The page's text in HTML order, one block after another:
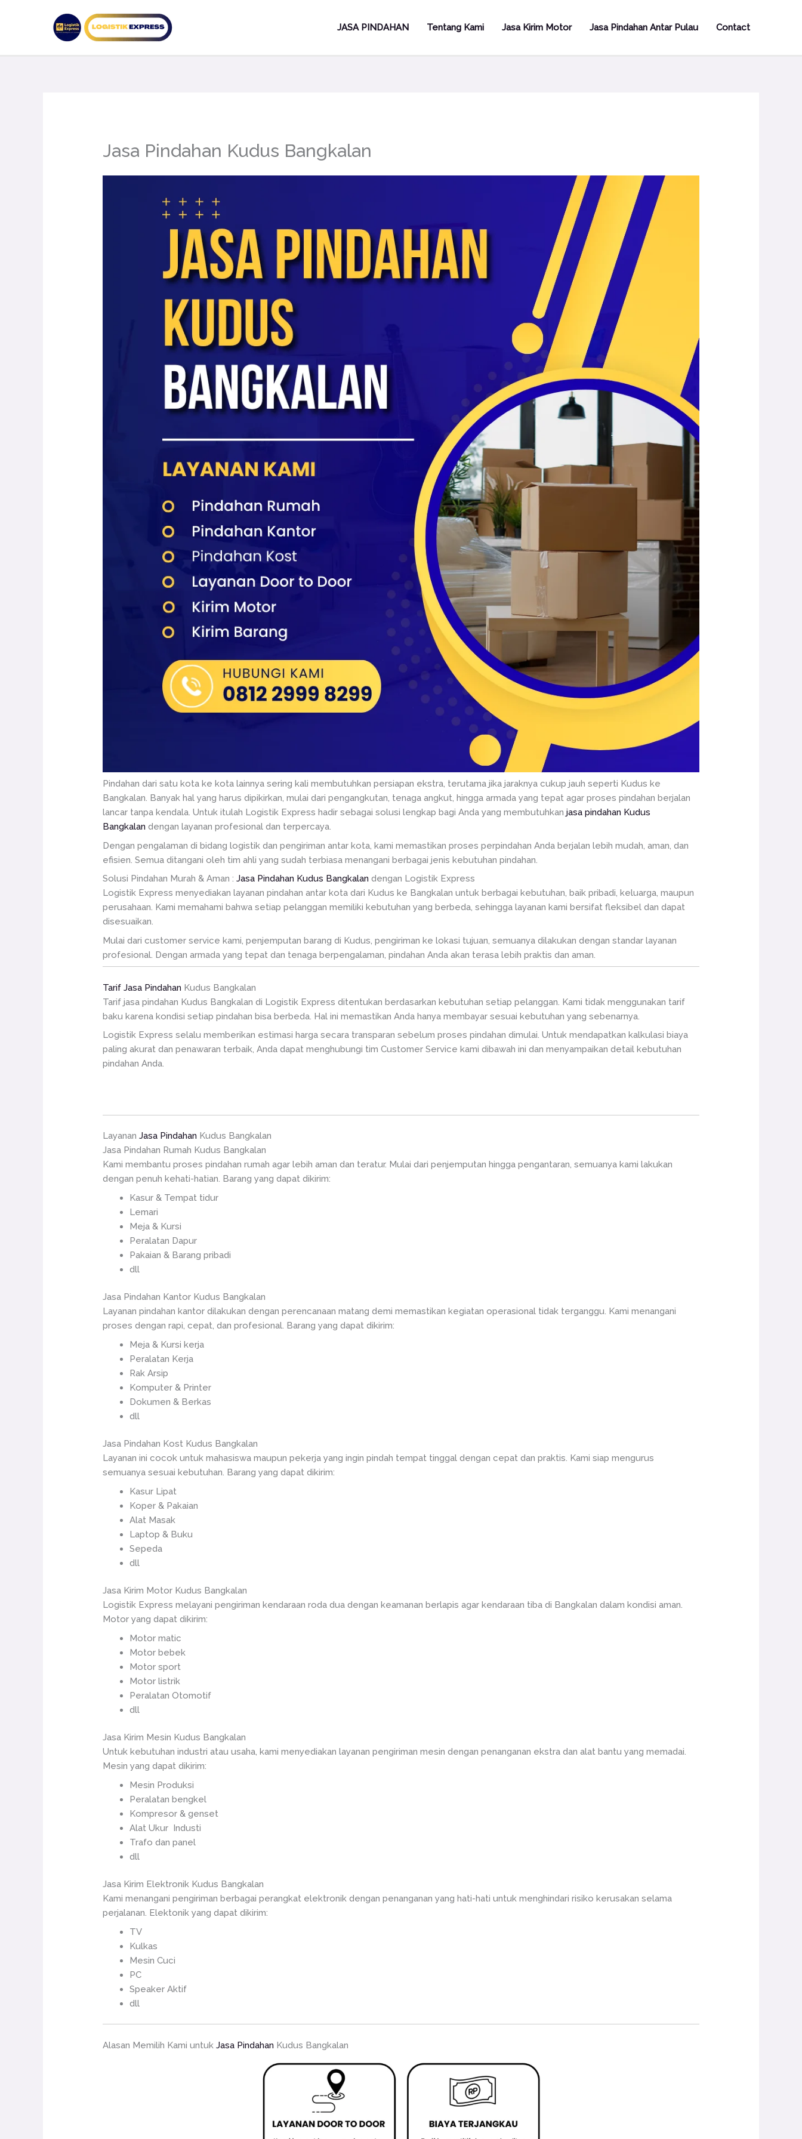
JASA PINDAHAN Tentang Kami Jasa Kirim Motor Jasa Pindahan Antar Pulau Contact
Jasa Pindahan Kudus Bangkalan
Pindahan dari satu kota ke kota lainnya sering kali membutuhkan persiapan ekstra, terutama jika jaraknya cukup jauh seperti Kudus ke
Bangkalan. Banyak hal yang harus dipikirkan, mulai dari pengangkutan, tenaga angkut, hingga armada yang tepat agar proses pindahan berjalan
lancar tanpa kendala. Untuk itulah Logistik Express hadir sebagai solusi lengkap bagi Anda yang membutuhkanjasa pindahan Kudus
Bangkalan dengan layanan profesional dan terpercaya.
Dengan pengalaman di bidang logistik dan pengiriman antar kota, kami memastikan proses perpindahan Anda berjalan lebih mudah, aman, dan
efisien. Semua ditangani oleh tim ahli yang sudah terbiasa menangani berbagai jenis kebutuhan pindahan.
Solusi Pindahan Murah & Aman :Jasa Pindahan Kudus Bangkalan dengan Logistik Express
Logistik Express menyediakan layanan pindahan antar kota dari Kudus ke Bangkalan untuk berbagai kebutuhan, baik pribadi, keluarga, maupun
perusahaan. Kami memahami bahwa setiap pelanggan memiliki kebutuhan yang berbeda, sehingga layanan kami bersifat fleksibel dan dapat
disesuaikan.
Mulai dari customer service kami, penjemputan barang di Kudus, pengiriman ke lokasi tujuan, semuanya dilakukan dengan standar layanan
profesional. Dengan armada yang tepat dan tenaga berpengalaman, pindahan Anda akan terasa lebih praktis dan aman.
Tarif Jasa Pindahan Kudus Bangkalan
Tarif jasa pindahan Kudus Bangkalan di Logistik Express ditentukan berdasarkan kebutuhan setiap pelanggan. Kami tidak menggunakan tarif
baku karena kondisi setiap pindahan bisa berbeda. Hal ini memastikan Anda hanya membayar sesuai kebutuhan yang sebenarnya.
Logistik Express selalu memberikan estimasi harga secara transparan sebelum proses pindahan dimulai. Untuk mendapatkan kalkulasi biaya
paling akurat dan penawaran terbaik, Anda dapat menghubungi tim Customer Service kami dibawah ini dan menyampaikan detail kebutuhan
pindahan Anda.
LayananJasa Pindahan Kudus Bangkalan
Jasa Pindahan Rumah Kudus Bangkalan
Kami membantu proses pindahan rumah agar lebih aman dan teratur. Mulai dari penjemputan hingga pengantaran, semuanya kami lakukan
dengan penuh kehati-hatian. Barang yang dapat dikirim:
Kasur & Tempat tidur
Lemari
Meja & Kursi
Peralatan Dapur
Pakaian & Barang pribadi
dll
Jasa Pindahan Kantor Kudus Bangkalan
Layanan pindahan kantor dilakukan dengan perencanaan matang demi memastikan kegiatan operasional tidak terganggu. Kami menangani
proses dengan rapi, cepat, dan profesional. Barang yang dapat dikirim:
Meja & Kursi kerja
Peralatan Kerja
Rak Arsip
Komputer & Printer
Dokumen & Berkas
dll
Jasa Pindahan Kost Kudus Bangkalan
Layanan ini cocok untuk mahasiswa maupun pekerja yang ingin pindah tempat tinggal dengan cepat dan praktis. Kami siap mengurus
semuanya sesuai kebutuhan. Barang yang dapat dikirim:
Kasur Lipat
Koper & Pakaian
Alat Masak
Laptop & Buku
Sepeda
dll
Jasa Kirim Motor Kudus Bangkalan
Logistik Express melayani pengiriman kendaraan roda dua dengan keamanan berlapis agar kendaraan tiba di Bangkalan dalam kondisi aman.
Motor yang dapat dikirim:
Motor matic
Motor bebek
Motor sport
Motor listrik
Peralatan Otomotif
dll
Jasa Kirim Mesin Kudus Bangkalan
Untuk kebutuhan industri atau usaha, kami menyediakan layanan pengiriman mesin dengan penanganan ekstra dan alat bantu yang memadai.
Mesin yang dapat dikirim:
Mesin Produksi
Peralatan bengkel
Kompresor & genset
Alat Ukur Industi
Trafo dan panel
dll
Jasa Kirim Elektronik Kudus Bangkalan
Kami menangani pengiriman berbagai perangkat elektronik dengan penanganan yang hati-hati untuk menghindari risiko kerusakan selama
perjalanan. Elektonik yang dapat dikirim:
TV
Kulkas
Mesin Cuci
PC
Speaker Aktif
dll
Alasan Memilih Kami untukJasa Pindahan Kudus Bangkalan